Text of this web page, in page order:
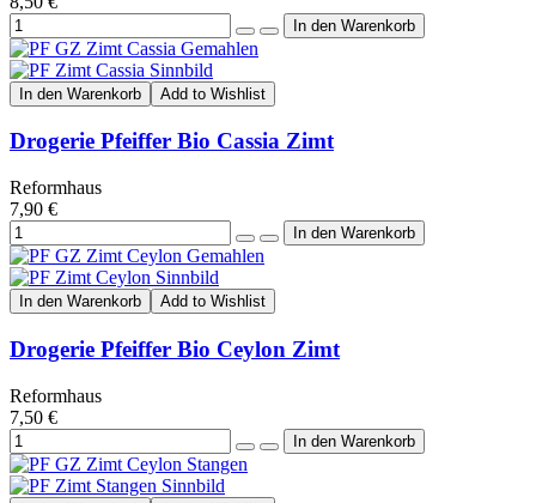
In den Warenkorb Add to Wishlist
Drogerie Pfeiffer Bio Cassia Zimt
Reformhaus
7,90 €
In den Warenkorb Add to Wishlist
Drogerie Pfeiffer Bio Ceylon Zimt
Reformhaus
7,50 €